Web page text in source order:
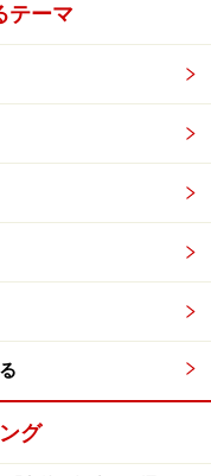
歳時点を想定して計
テーマ
グ